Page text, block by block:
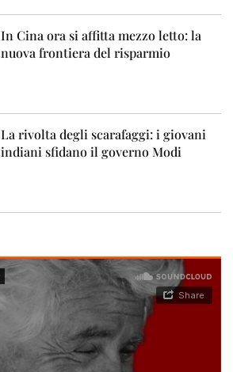
In Cina ora si affitta mezzo letto: la
nuova frontiera del risparmio
La rivolta degli scarafaggi: i giovani
indiani sfidano il governo Modi